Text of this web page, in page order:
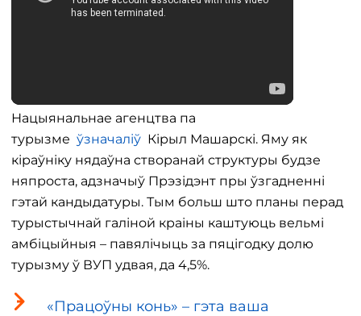
Нацыянальнае агенцтва па
турызме ўзначаліў Кірыл Машарскі. Яму як
кіраўніку нядаўна створанай структуры будзе
няпроста, адзначыў Прэзідэнт пры ўзгадненні
гэтай кандыдатуры. Тым больш што планы перад
турыстычнай галіной краіны каштуюць вельмі
амбіцыйныя – павялічыць за пяцігодку долю
турызму ў ВУП удвая, да 4,5%.
«Працоўны конь» – гэта ваша